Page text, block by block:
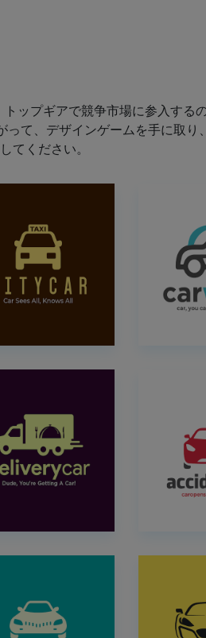
ップギアで競争市場に参入する
て、デザインゲームを手に取
てください。